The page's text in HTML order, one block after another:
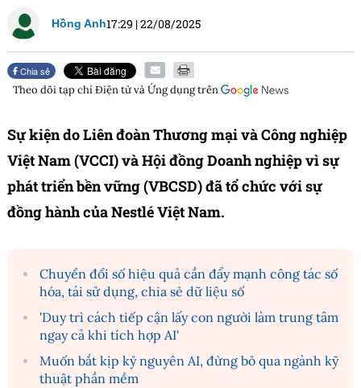
Hồng Anh17:29 |22/08/2025
Chia sẻ
Theo dõi tạp chíĐiện tử và Ứng dụngtrên
Sự kiện do Liên đoàn Thương mại và Công nghiệp
Việt Nam (VCCI) và Hội đồng Doanh nghiệp vì sự
phát triển bền vững (VBCSD) đã tổ chức với sự
đồng hành của Nestlé Việt Nam.
Chuyển đổi số hiệu quả cần đẩy mạnh công tác số
hóa, tái sử dụng, chia sẻ dữ liệu số
'Duy trì cách tiếp cận lấy con người làm trung tâm
ngay cả khi tích hợp AI'
Muốn bắt kịp kỷ nguyên AI, đừng bỏ qua ngành kỹ
thuật phần mềm